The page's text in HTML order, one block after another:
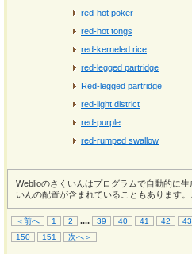
red-hot poker
red-hot tongs
red-kerneled rice
red-legged partridge
Red-legged partridge
red-light district
red-purple
red-rumped swallow
Weblioのさくいんはプログラムで自動的に
いんの配置が含まれていることもあります。
＜前へ 1 2 .... 39 40 41 42 43
150 151 次へ＞